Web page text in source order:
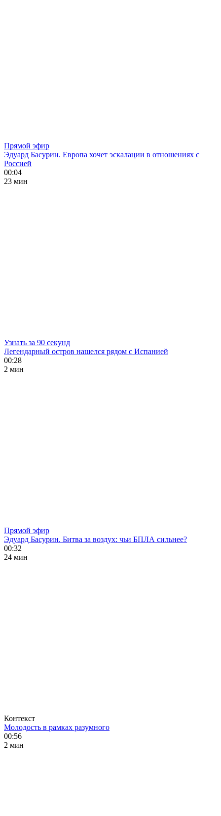
Прямой эфир
Эдуард Басурин. Европа хочет эскалации в отношениях с
Россией
00:04
23 мин
Узнать за 90 секунд
Легендарный остров нашелся рядом с Испанией
00:28
2 мин
Прямой эфир
Эдуард Басурин. Битва за воздух: чьи БПЛА сильнее?
00:32
24 мин
Контекст
Молодость в рамках разумного
00:56
2 мин